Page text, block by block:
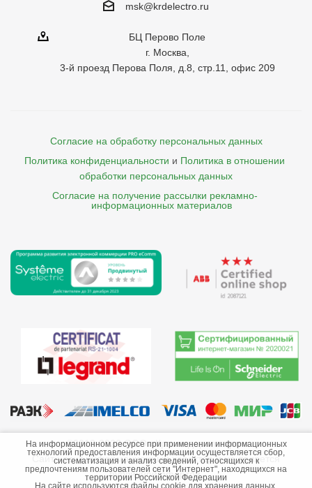
msk@krdelectro.ru
БЦ Перово Поле
г. Москва,
3-й проезд Перова Поля, д.8, стр.11, офис 209
Согласие на обработку персональных данных
Политика конфиденциальности и Политика в отношении
обработки персональных данных
Согласие на получение рассылки рекламно-
    информационных материалов
©2013-2026 ООО «Краснодарэлектро»
Сайт носит информационный характер и не является
публичной офертой.
На информационном ресурсе при применении информационных
технологий предоставления информации осуществляется сбор,
систематизация и анализ сведений, относящихся к
предпочтениям пользователей сети "Интернет", находящихся на
территории Российской Федерации
На сайте используются файлы cookie для хранения данных.